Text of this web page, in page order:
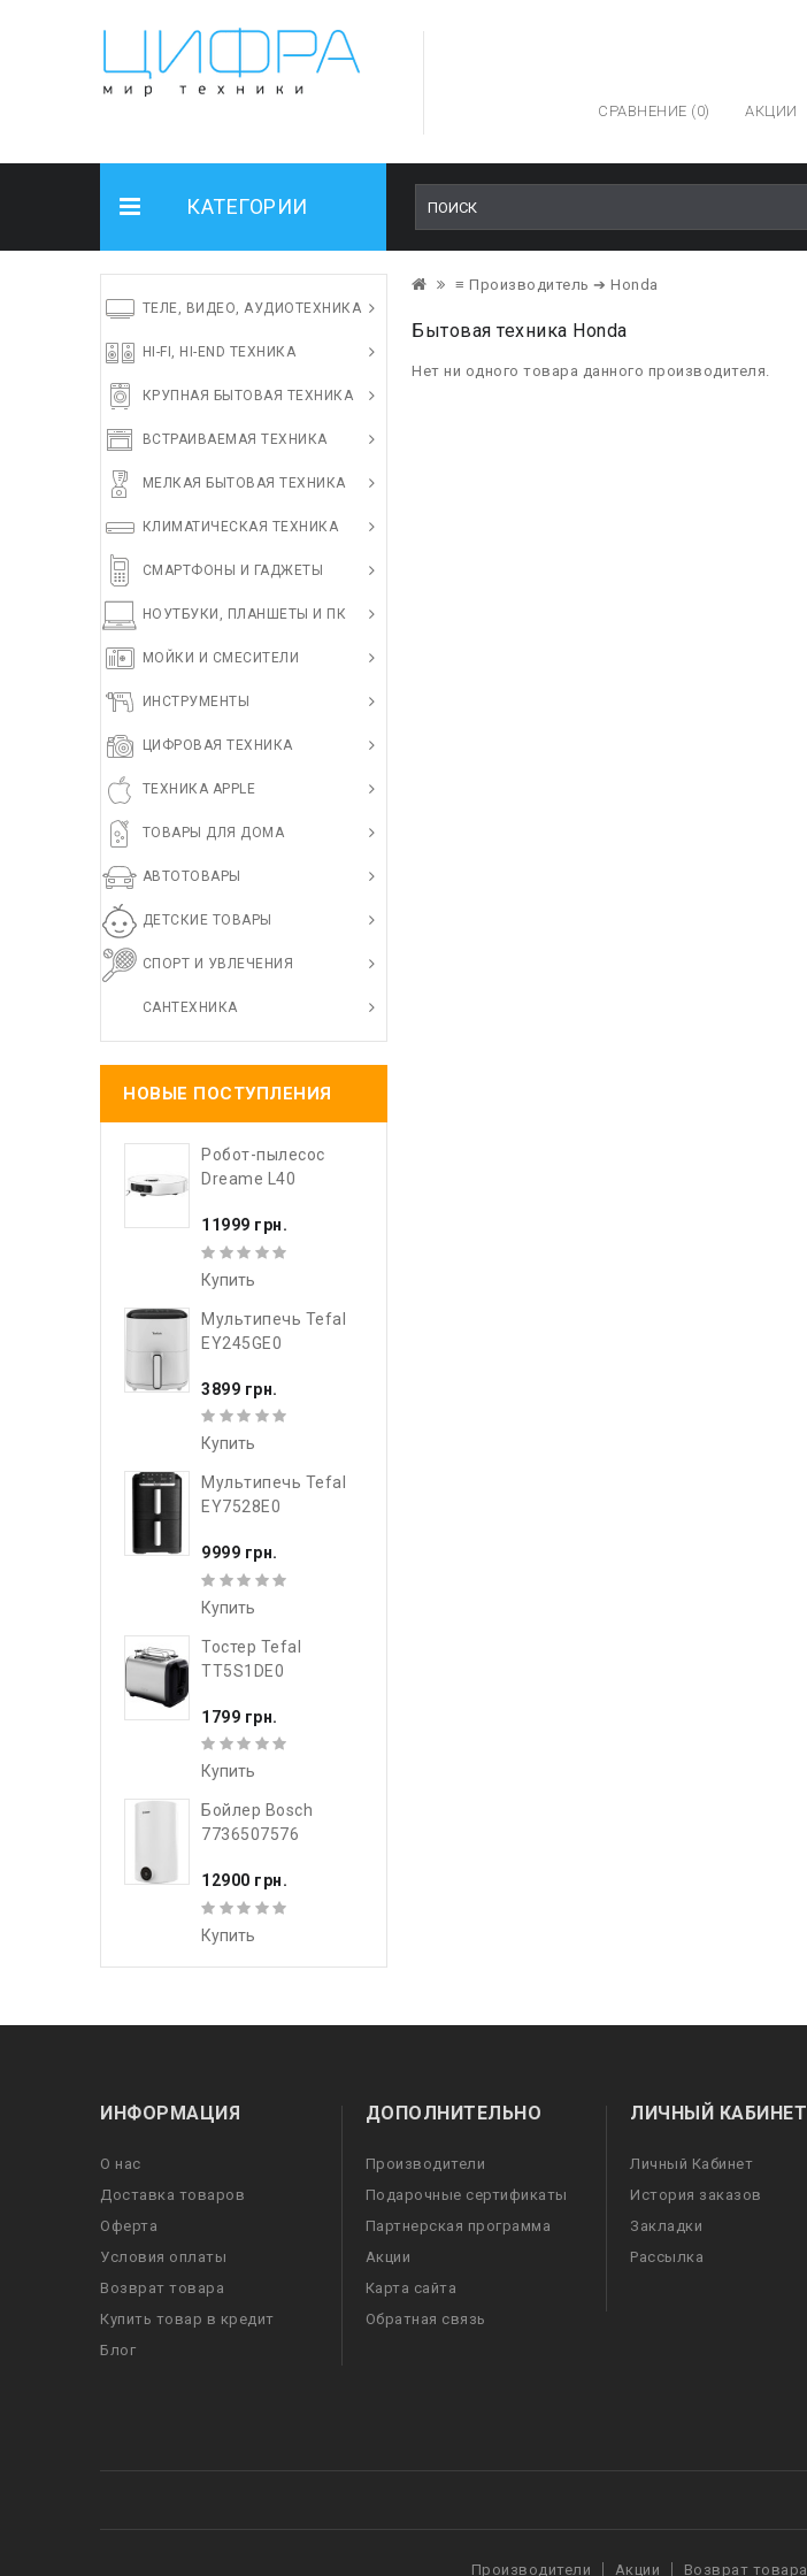
СРАВНЕНИЕ (0) АКЦИИ
КАТЕГОРИИ
ТЕЛЕ, ВИДЕО, АУДИОТЕХНИКА
HI-FI, HI-END ТЕХНИКА
КРУПНАЯ БЫТОВАЯ ТЕХНИКА
ВСТРАИВАЕМАЯ ТЕХНИКА
МЕЛКАЯ БЫТОВАЯ ТЕХНИКА
КЛИМАТИЧЕСКАЯ ТЕХНИКА
СМАРТФОНЫ И ГАДЖЕТЫ
НОУТБУКИ, ПЛАНШЕТЫ И ПК
МОЙКИ И СМЕСИТЕЛИ
ИНСТРУМЕНТЫ
ЦИФРОВАЯ ТЕХНИКА
ТЕХНИКА APPLE
ТОВАРЫ ДЛЯ ДОМА
АВТОТОВАРЫ
ДЕТСКИЕ ТОВАРЫ
СПОРТ И УВЛЕЧЕНИЯ
САНТЕХНИКА
НОВЫЕ ПОСТУПЛЕНИЯ
Робот-пылесос
Dreame L40
11999 грн.
Купить
Мультипечь Tefal
EY245GE0
3899 грн.
Купить
Мультипечь Tefal
EY7528E0
9999 грн.
Купить
Тостер Tefal
TT5S1DE0
1799 грн.
Купить
Бойлер Bosch
7736507576
12900 грн.
Купить
≡ Производитель ➔ Honda
Бытовая техника Honda
Нет ни одного товара данного производителя.
ИНФОРМАЦИЯ
О нас
Доставка товаров
Оферта
Условия оплаты
Возврат товара
Купить товар в кредит
Блог
ДОПОЛНИТЕЛЬНО
Производители
Подарочные сертификаты
Партнерская программа
Акции
Карта сайта
Обратная связь
ЛИЧНЫЙ КАБИНЕТ
Личный Кабинет
История заказов
Закладки
Рассылка
Производители Акции Возврат товара